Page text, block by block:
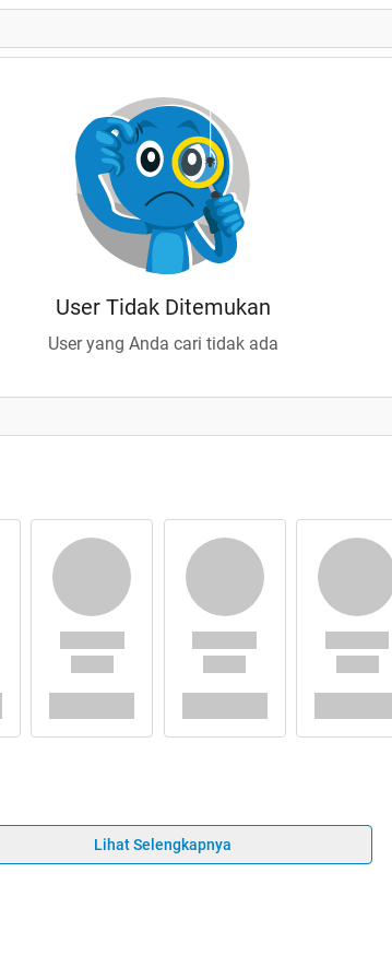
User Tidak Ditemukan
User yang Anda cari tidak ada
Lihat Selengkapnya